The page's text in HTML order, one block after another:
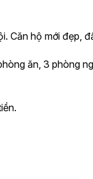
Căn hộ mới đẹp,
ăn, 3 phòng